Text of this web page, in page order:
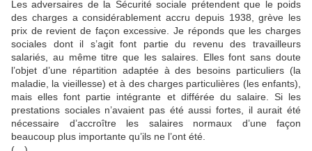
Les adversaires de la Sécurité sociale prétendent que le poids
des charges a considérablement accru depuis 1938, grève les
prix de revient de façon excessive. Je réponds que les charges
sociales dont il s’agit font partie du revenu des travailleurs
salariés, au même titre que les salaires. Elles font sans doute
l’objet d’une répartition adaptée à des besoins particuliers (la
maladie, la vieillesse) et à des charges particulières (les enfants),
mais elles font partie intégrante et différée du salaire. Si les
prestations sociales n’avaient pas été aussi fortes, il aurait été
nécessaire d’accroître les salaires normaux d’une façon
beaucoup plus importante qu’ils ne l’ont été.